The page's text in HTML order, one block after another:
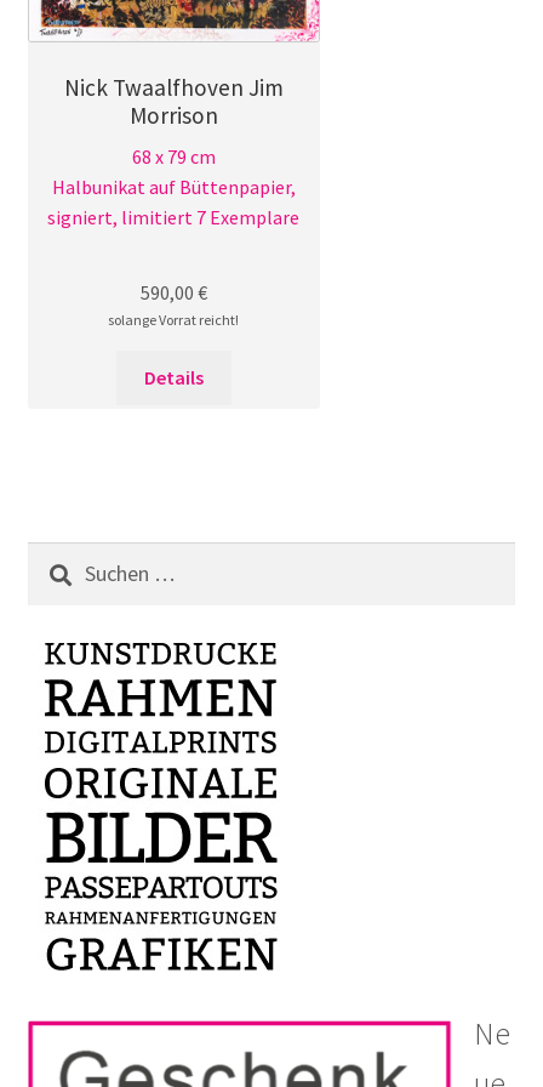
Nick Twaalfhoven Jim
Morrison
68 x 79 cm
Halbunikat auf Büttenpapier,
signiert, limitiert 7 Exemplare
590,00 €
solange Vorrat reicht!
Details
Suchen
nach:
Ne